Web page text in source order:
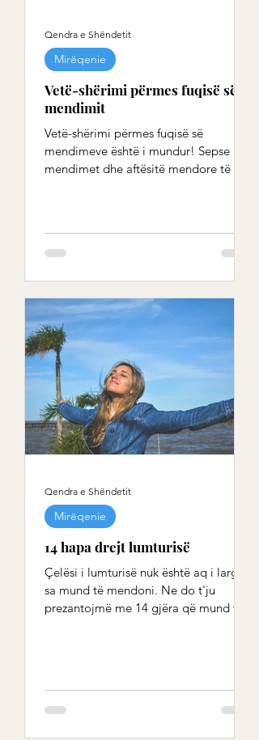
Vetë-shërimi përmes fuqisë së
mendimit
Vetë-shërimi përmes fuqisë së
mendimeve është i mundur! Sepse
mendimet dhe aftësitë mendore të një
Mirëqenie
Qendra e Shëndetit
14 hapa drejt lumturisë
Çelësi i lumturisë nuk është aq i largët
sa mund të mendoni. Ne do t'ju
prezantojmë me 14 gjëra që mund t'i
Mirëqenie
Qendra e Shëndetit